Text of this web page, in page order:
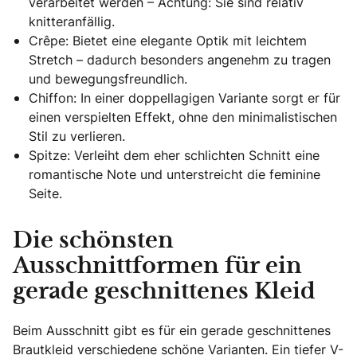
knitteranfällig.
Crêpe: Bietet eine elegante Optik mit leichtem
Stretch – dadurch besonders angenehm zu tragen
und bewegungsfreundlich.
Chiffon: In einer doppellagigen Variante sorgt er für
einen verspielten Effekt, ohne den minimalistischen
Stil zu verlieren.
Spitze: Verleiht dem eher schlichten Schnitt eine
romantische Note und unterstreicht die feminine
Seite.
Die schönsten
Ausschnittformen für ein
gerade geschnittenes Kleid
Beim Ausschnitt gibt es für ein gerade geschnittenes
Brautkleid verschiedene schöne Varianten. Ein tiefer V-